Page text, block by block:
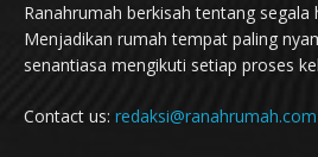
Ranahrumah berkisah tentang segala
Menjadikan rumah tempat paling
senantiasa mengikuti setiap proses
Contact us: redaksi@ranahrumah.com